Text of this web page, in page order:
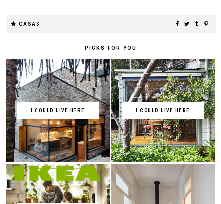
CASAS
PICKS FOR YOU
I COULD LIVE HERE I COULD LIVE HERE